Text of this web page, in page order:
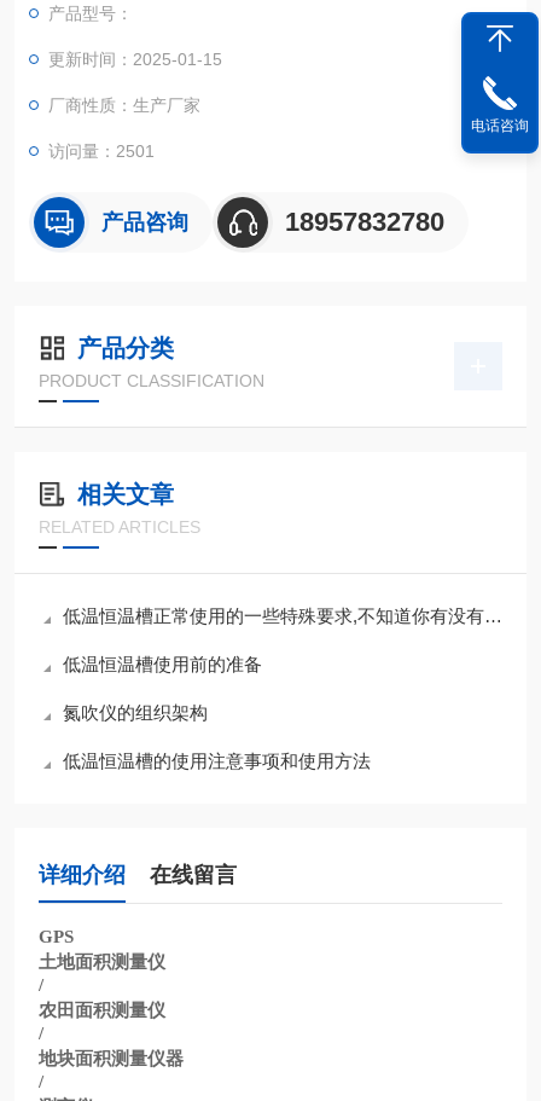
产品型号：
更新时间：2025-01-15
厂商性质：生产厂家
访问量：2501
产品咨询 18957832780
产品分类
PRODUCT CLASSIFICATION
相关文章
RELATED ARTICLES
低温恒温槽正常使用的一些特殊要求,不知道你有没有注意到
低温恒温槽使用前的准备
氮吹仪的组织架构
低温恒温槽的使用注意事项和使用方法
详细介绍 在线留言
GPS
土地面积测量仪
/
农田面积测量仪
/
地块面积测量仪器
/
电话咨询